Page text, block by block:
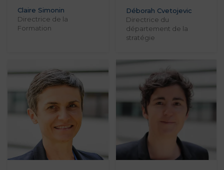
Claire Simonin
Directrice de la
Formation
Déborah Cvetojevic
Directrice du
département de la
stratégie